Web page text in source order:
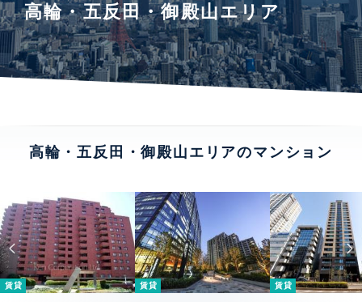
高輪・五反田・御殿山エリア
高輪・五反田・御殿山エリアのマンション
賃貸 賃貸 賃貸